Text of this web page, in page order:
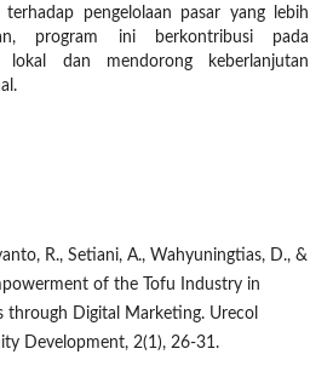
pengelolaan pasar yang lebih
program ini berkontribusi pada
lokal dan mendorong keberlanjutan
R., Setiani, A., Wahyuningtias, D., &
of the Tofu Industry in
through Digital Marketing. Urecol
Development, 2(1), 26-31.